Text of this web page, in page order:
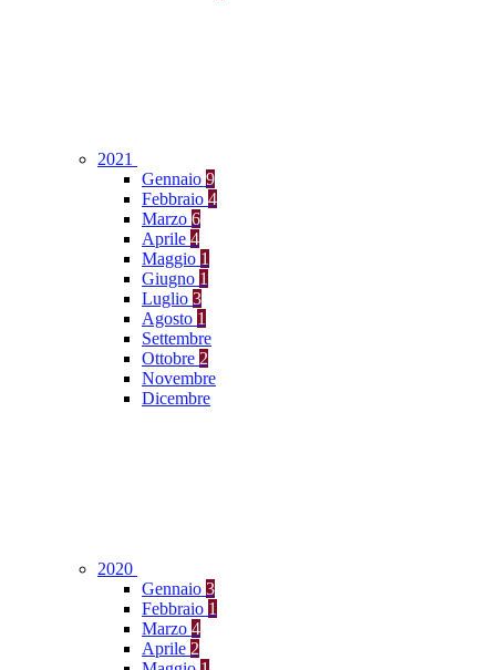
2021
Gennaio 9
Febbraio 4
Marzo 6
Aprile 4
Maggio 1
Giugno 1
Luglio 3
Agosto 1
Settembre
Ottobre 2
Novembre
Dicembre
2020
Gennaio 3
Febbraio 1
Marzo 4
Aprile 2